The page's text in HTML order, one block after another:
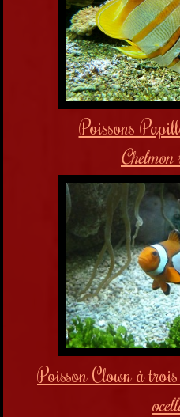
Poissons
Poisson Clown à